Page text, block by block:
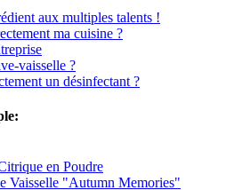
aux multiples talents !
ma cuisine ?
vaisselle ?
un désinfectant ?
en Poudre
Vaisselle "Autumn Memories"